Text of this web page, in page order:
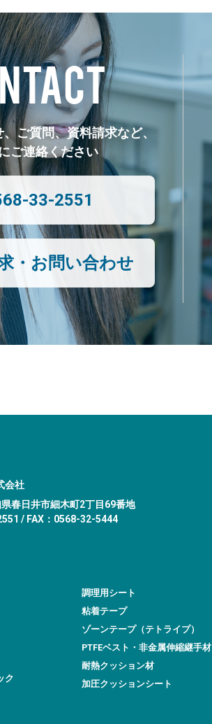
ご質問、資料請求など、
ご連絡ください
33-2551
・お問い合わせ
会社
春日井市細木町2丁目69番地
/ FAX：0568-32-5444
ク
調理用シート
粘着テープ
ゾーンテープ（テトライプ）
PTFEベスト・非金属伸縮継手材
耐熱クッション材
加圧クッションシート